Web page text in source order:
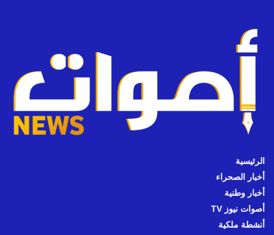
الرئيسية
أخبار الصحراء
أخبار وطنية
أصوات نيوز TV
أنشطة ملكية